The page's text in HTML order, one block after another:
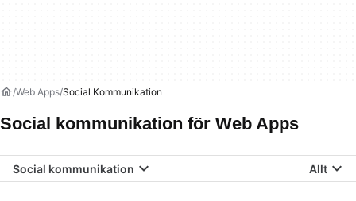
Web Apps Social Kommunikation
Social kommunikation för Web Apps
Social kommunikation Allt